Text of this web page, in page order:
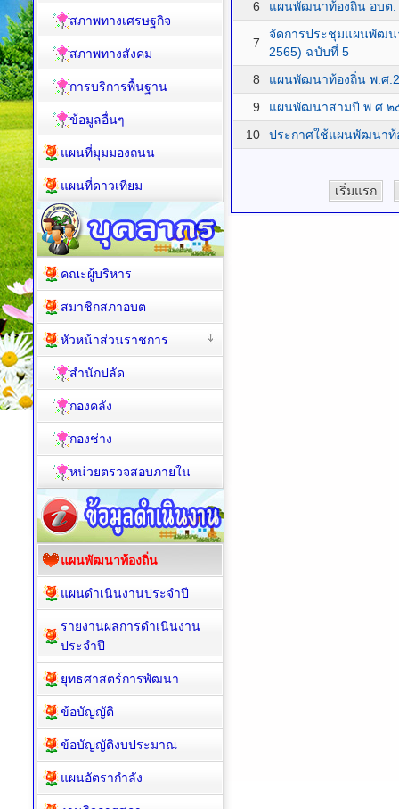
6
แผนพัฒนาท้องถิ่น อบต.
7
จัดการประชุมแผนพัฒน
2565) ฉบับที่ 5
8
แผนพัฒนาท้องถิ่น พ.ศ
9
แผนพัฒนาสามปี พ.ศ.
10
ประกาศใช้แผนพัฒนาท้
เริ่มแรก
สภาพทางเศรษฐกิจ
สภาพทางสังคม
การบริการพื้นฐาน
ข้อมูลอื่นๆ
แผนที่มุมมองถนน
แผนที่ดาวเทียม
คณะผู้บริหาร
สมาชิกสภาอบต
หัวหน้าส่วนราชการ
สำนักปลัด
กองคลัง
กองช่าง
หน่วยตรวจสอบภายใน
แผนพัฒนาท้องถิ่น
แผนดำเนินงานประจำปี
รายงานผลการดำเนินงาน
ประจำปี
ยุทธศาสตร์การพัฒนา
ข้อบัญญัติ
ข้อบัญญัติงบประมาณ
แผนอัตรากำลัง